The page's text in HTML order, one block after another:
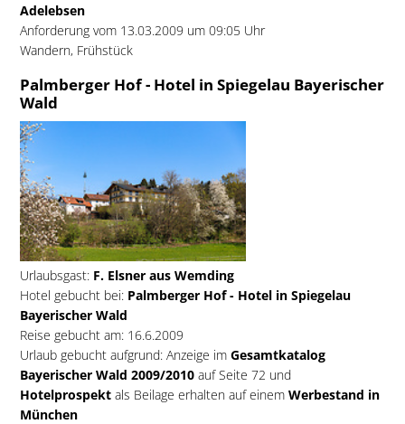
Adelebsen
Anforderung vom 13.03.2009 um 09:05 Uhr
Wandern, Frühstück
Palmberger Hof - Hotel in Spiegelau Bayerischer
Wald
Urlaubsgast:F. Elsner aus Wemding
Hotel gebucht bei:Palmberger Hof - Hotel in Spiegelau
Bayerischer Wald
Reise gebucht am: 16.6.2009
Urlaub gebucht aufgrund: Anzeige im Gesamtkatalog
Bayerischer Wald 2009/2010auf Seite 72 und
Hotelprospekt als Beilage erhalten auf einem Werbestand in
München